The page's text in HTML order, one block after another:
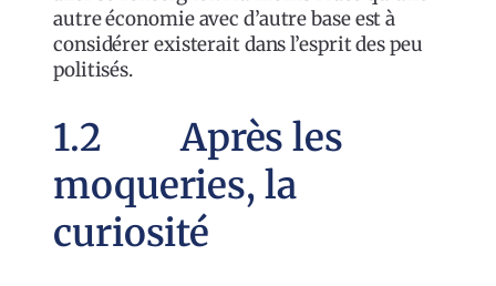
autre économie avec d’autre base est à
considérer existerait dans l’esprit des peu
politisés.
1.2 Après les
moqueries, la
curiosité